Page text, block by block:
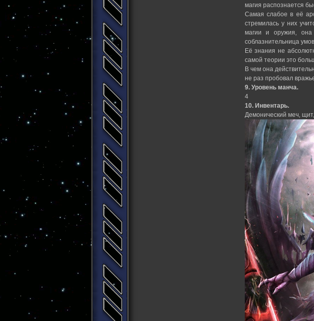
магия распознается
Самая слабое в её
стремилась у них
магии и оружия,
соблазнительница
Её знания не
самой теории это
В чем она
не раз пробовал
9. Уровень манча.
4
10. Инвентарь.
Демонический меч,